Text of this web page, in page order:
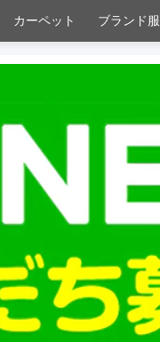
カーペット ブランド服